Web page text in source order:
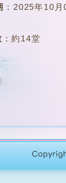
：2025年10月
：約14堂